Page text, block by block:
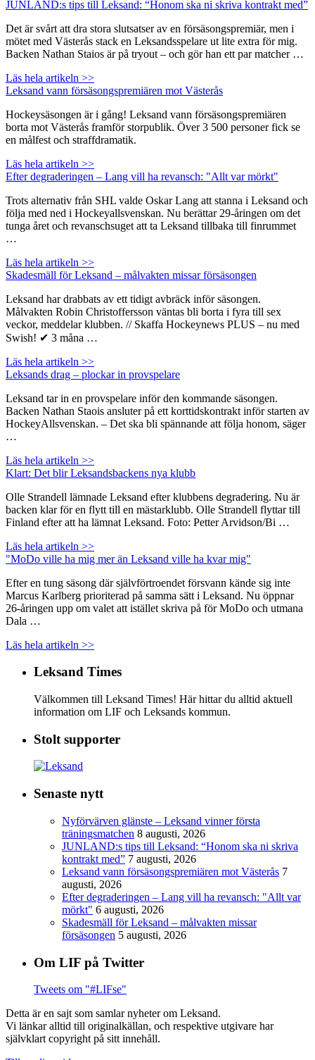
JUNLAND:s tips till Leksand: “Honom ska ni skriva kontrakt med”
Det är svårt att dra stora slutsatser av en försäsongspremiär, men i
mötet med Västerås stack en Leksandsspelare ut lite extra för mig.
Backen Nathan Staios är på tryout – och gör han ett par matcher …
Läs hela artikeln >>
Leksand vann försäsongspremiären mot Västerås
Hockeysäsongen är i gång! Leksand vann försäsongspremiären
borta mot Västerås framför storpublik. Över 3 500 personer fick se
en målfest och straffdramatik.
Läs hela artikeln >>
Efter degraderingen – Lang vill ha revansch: "Allt var mörkt"
Trots alternativ från SHL valde Oskar Lang att stanna i Leksand och
följa med ned i Hockeyallsvenskan. Nu berättar 29-åringen om det
tunga året och revanschsuget att ta Leksand tillbaka till finrummet
…
Läs hela artikeln >>
Skadesmäll för Leksand – målvakten missar försäsongen
Leksand har drabbats av ett tidigt avbräck inför säsongen.
Målvakten Robin Christoffersson väntas bli borta i fyra till sex
veckor, meddelar klubben. // Skaffa Hockeynews PLUS – nu med
Swish! ✔ 3 måna …
Läs hela artikeln >>
Leksands drag – plockar in provspelare
Leksand tar in en provspelare inför den kommande säsongen.
Backen Nathan Staois ansluter på ett korttidskontrakt inför starten av
HockeyAllsvenskan. – Det ska bli spännande att följa honom, säger
…
Läs hela artikeln >>
Klart: Det blir Leksandsbackens nya klubb
Olle Strandell lämnade Leksand efter klubbens degradering. Nu är
backen klar för en flytt till en mästarklubb. Olle Strandell flyttar till
Finland efter att ha lämnat Leksand. Foto: Petter Arvidson/Bi …
Läs hela artikeln >>
"MoDo ville ha mig mer än Leksand ville ha kvar mig"
Efter en tung säsong där självförtroendet försvann kände sig inte
Marcus Karlberg prioriterad på samma sätt i Leksand. Nu öppnar
26-åringen upp om valet att istället skriva på för MoDo och utmana
Dala …
Läs hela artikeln >>
Leksand Times
Välkommen till Leksand Times! Här hittar du alltid aktuell
information om LIF och Leksands kommun.
Stolt supporter
Senaste nytt
Nyförvärven glänste – Leksand vinner första
träningsmatchen 8 augusti, 2026
JUNLAND:s tips till Leksand: “Honom ska ni skriva
kontrakt med” 7 augusti, 2026
Leksand vann försäsongspremiären mot Västerås 7
augusti, 2026
Efter degraderingen – Lang vill ha revansch: "Allt var
mörkt" 6 augusti, 2026
Skadesmäll för Leksand – målvakten missar
försäsongen 5 augusti, 2026
Om LIF på Twitter
Tweets om "#LIFse"
Detta är en sajt som samlar nyheter om Leksand.
Vi länkar alltid till originalkällan, och respektive utgivare har
självklart copyright på sitt innehåll.